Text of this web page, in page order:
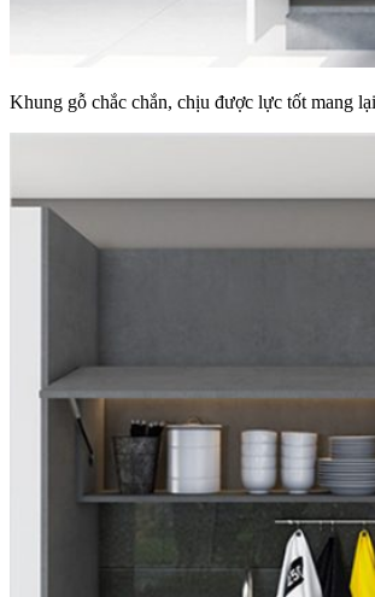
Khung gỗ chắc chắn, chịu được lực tốt mang